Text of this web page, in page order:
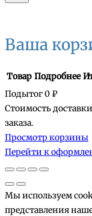
Ваша
Товары
в
корзине
Товар Подробнее
Подытог0 ₽
Стоимость
заказа.
Просмотр корзины
Перейти к
Мы используем
представления